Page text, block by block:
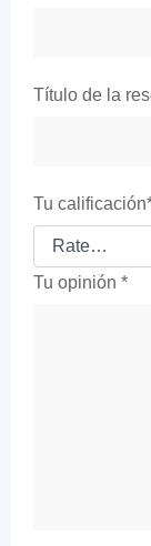
Título de la
Tu calificación
Tu opinión *